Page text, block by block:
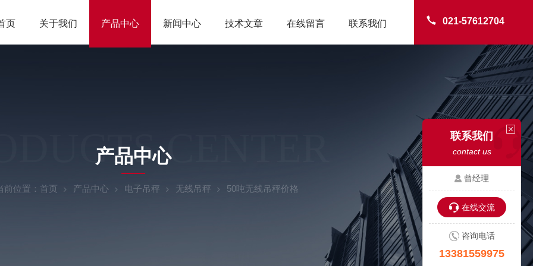
021-57612704
页 关于我们 产品中心 新闻中心 技术文章 在线留言 联系我们
CENTER
产品中心
前位置： 首页 产品中心 电子吊秤 无线吊秤 50吨无线吊秤价格
联系我们
contact us
曾经理
在线交流
咨询电话
13381559975